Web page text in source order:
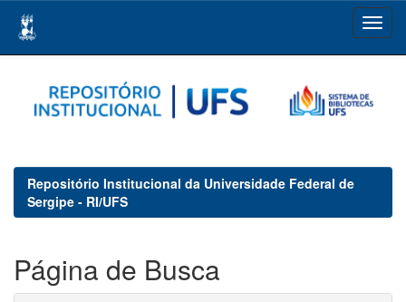
navigation
Repositório Institucional da Universidade Federal de
Sergipe - RI/UFS
Página de Busca